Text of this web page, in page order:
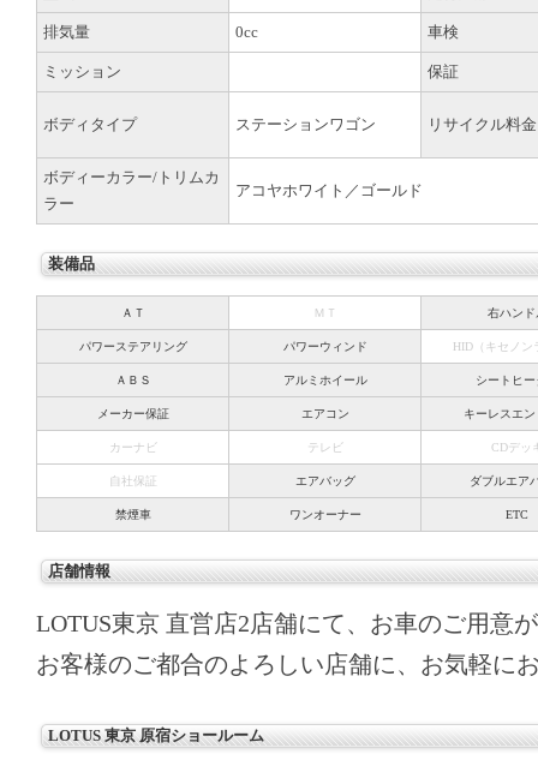
排気量 0cc 車検
ミッション 保証
ボディタイプ ステーションワゴン リサイクル料金
ボディーカラー/トリムカ
ラー
アコヤホワイト／ゴールド
装備品
ＡＴ ＭＴ 右ハンド
パワーステアリング パワーウィンド HID（キセノン
ＡＢＳ アルミホイール シートヒー
メーカー保証 エアコン キーレスエン
カーナビ テレビ CDデッ
自社保証 エアバッグ ダブルエア
禁煙車 ワンオーナー ETC
店舗情報
LOTUS東京 直営店2店舗にて、お車のご用意
お客様のご都合のよろしい店舗に、お気軽に
LOTUS 東京 原宿ショールーム